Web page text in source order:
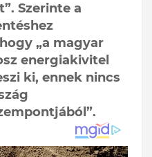
Szerinte a
„a magyar
energiakivitel
ki, ennek nincs